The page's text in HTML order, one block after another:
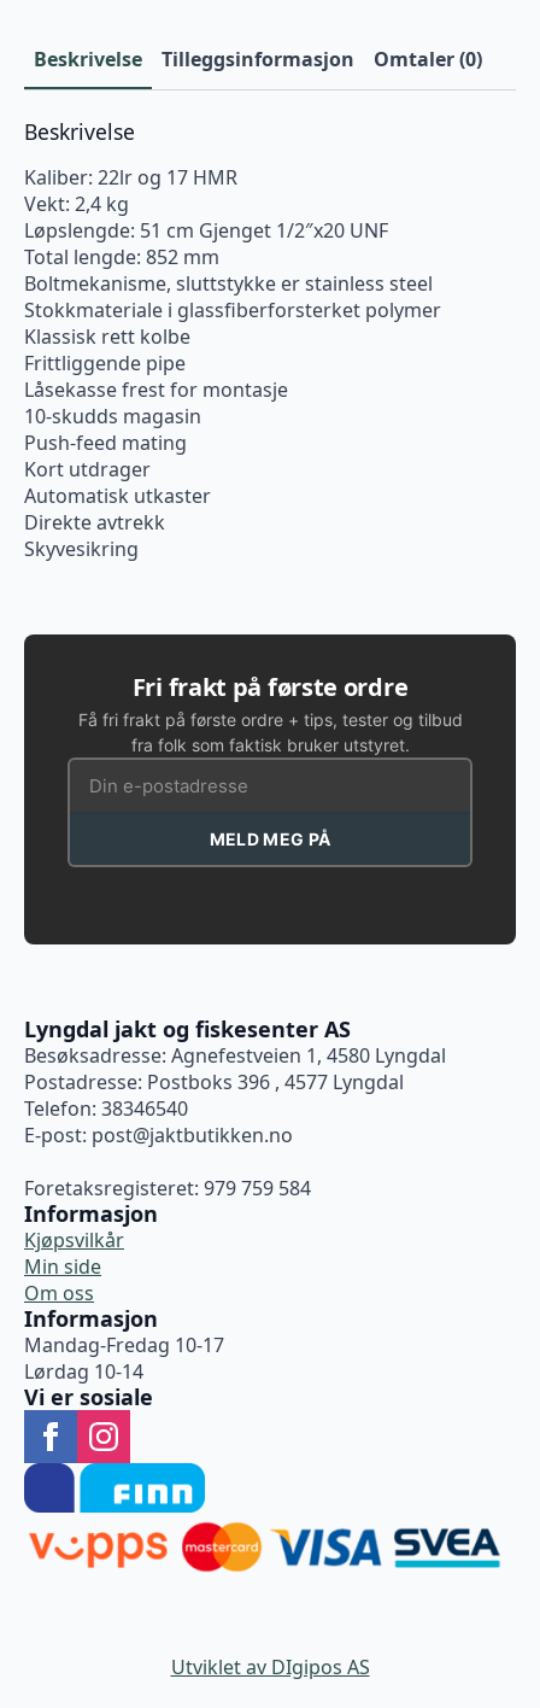
Beskrivelse Tilleggsinformasjon Omtaler (0)
Beskrivelse
Kaliber: 22lr og 17 HMR
Vekt: 2,4 kg
Løpslengde: 51 cm Gjenget 1/2″x20 UNF
Total lengde: 852 mm
Boltmekanisme, sluttstykke er stainless steel
Stokkmateriale i glassfiberforsterket polymer
Klassisk rett kolbe
Frittliggende pipe
Låsekasse frest for montasje
10-skudds magasin
Push-feed mating
Kort utdrager
Automatisk utkaster
Direkte avtrekk
Skyvesikring
Fri frakt på første ordre
Få fri frakt på første ordre + tips, tester og tilbud
fra folk som faktisk bruker utstyret.
MELD MEG PÅ
Lyngdal jakt og fiskesenter AS
Besøksadresse: Agnefestveien 1, 4580 Lyngdal
Postadresse: Postboks 396 , 4577 Lyngdal
Telefon: 38346540
E-post: post@jaktbutikken.no
Foretaksregisteret: 979 759 584
Informasjon
Kjøpsvilkår
Min side
Om oss
Informasjon
Mandag-Fredag 10-17
Lørdag 10-14
Vi er sosiale
Utviklet av DIgipos AS